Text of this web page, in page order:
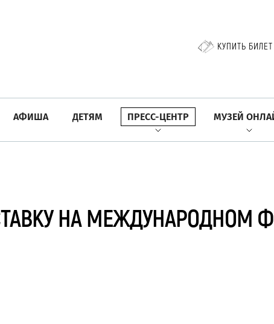
КУПИТЬ БИЛЕТ
АФИША ДЕТЯМ ПРЕСС-ЦЕНТР МУЗЕЙ
НА МЕЖДУНАРОДНОМ